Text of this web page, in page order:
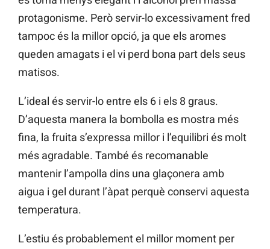
protagonisme. Però servir-lo excessivament fred
tampoc és la millor opció, ja que els aromes
queden amagats i el vi perd bona part dels seus
matisos.
L’ideal és servir-lo entre els 6 i els 8 graus.
D’aquesta manera la bombolla es mostra més
fina, la fruita s’expressa millor i l’equilibri és molt
més agradable. També és recomanable
mantenir l’ampolla dins una glaçonera amb
aigua i gel durant l’àpat perquè conservi aquesta
temperatura.
L’estiu és probablement el millor moment per